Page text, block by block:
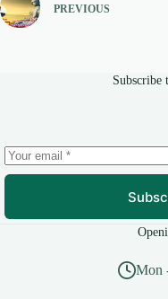
PREVIOUS
Subscribe
Mon